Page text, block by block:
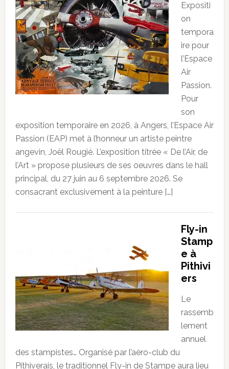
Expositi
on
tempora
ire pour
l’Espace
Air
Passion.
Pour
son
exposition temporaire en 2026, à Angers, l’Espace Air
Passion (EAP) met à l’honneur un artiste peintre
angevin, Joël Rougié. L’exposition titrée « De l’Air, de
l’Art » propose plusieurs de ses oeuvres dans le hall
principal, du 27 juin au 6 septembre 2026. Se
consacrant exclusivement à la peinture […]
Fly-in
Stamp
e à
Pithivi
ers
Le
rassemb
lement
annuel
des stampistes… Organisé par l’aéro-club du
Pithiverais, le traditionnel Fly-in de Stampe aura lieu